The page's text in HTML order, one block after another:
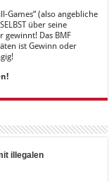
Games“ (also angebliche
über seine
gewinnt! Das BMF
ist Gewinn oder
illegalen